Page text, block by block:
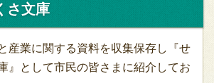
さ文庫
産業に関する資料を収集保存し『せ
』として市民の皆さまに紹介してお